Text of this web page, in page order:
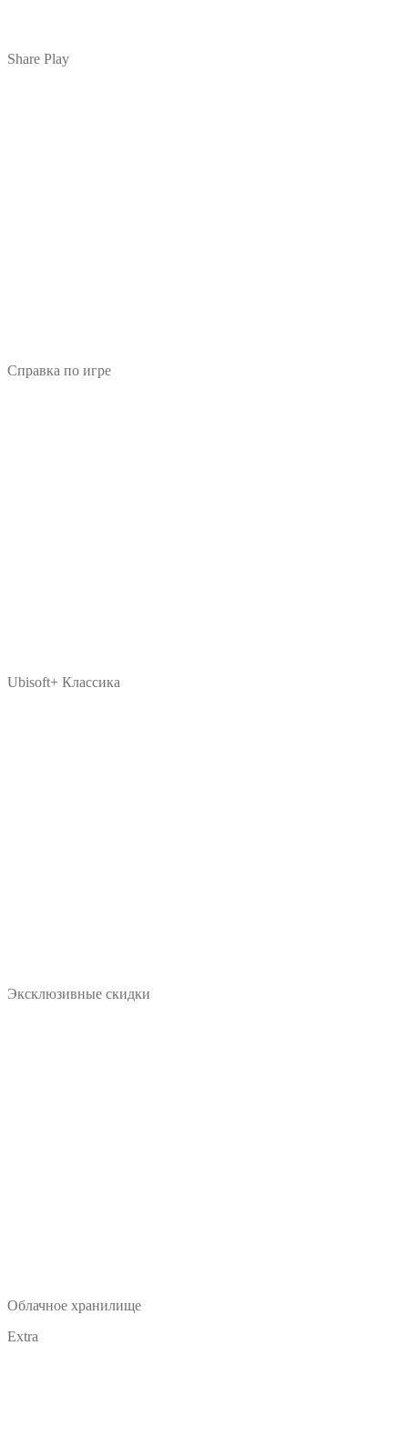
Share Play
Справка по игре
Ubisoft+ Классика
Эксклюзивные скидки
Облачное хранилище
Extra